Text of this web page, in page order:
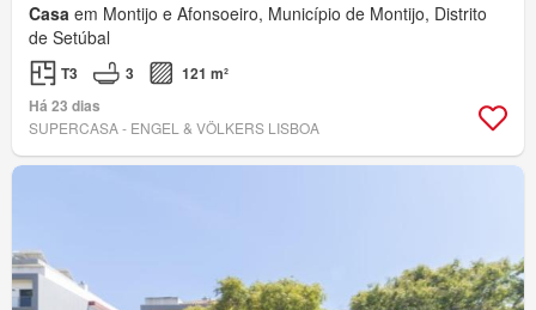
Casa em Montijo e Afonsoeiro, Município de Montijo, Distrito
de Setúbal
T3 3
121 m²
Há 23 dias
SUPERCASA - ENGEL & VÖLKERS LISBOA